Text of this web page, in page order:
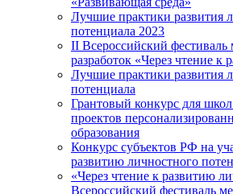
Лучшие практики развития
потенциала 2023
II Всероссийский фестиваль
разработок «Через чтение к
Лучшие практики развития
потенциала
Грантовый конкурс для
проектов
образования
Конкурс субъектов РФ на
развитию личностного
«Через чтение к развитию
Всероссийский фестиваль